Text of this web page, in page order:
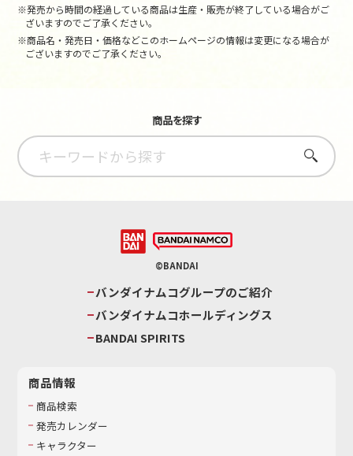
※発売から時間の経過している商品は生産・販売が終了している場合がご
ざいますのでご了承ください。
※商品名・発売日・価格などこのホームページの情報は変更になる場合が
ございますのでご了承ください。
商品を探す
さがす
©BANDAI
バンダイナムコグループのご紹介
バンダイナムコホールディングス
BANDAI SPIRITS
商品情報
商品検索
発売カレンダー
キャラクター